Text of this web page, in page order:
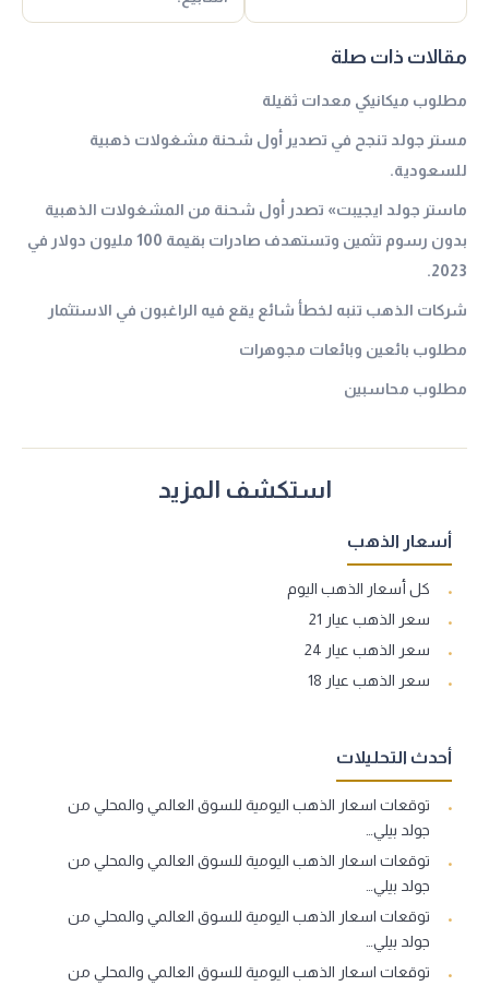
مقالات ذات صلة
مطلوب ميكانيكي معدات ثقيلة
مستر جولد تنجح في تصدير أول شحنة مشغولات ذهبية
للسعودية.
ماستر جولد ايجيبت» تصدر أول شحنة من المشغولات الذهبية
بدون رسوم تثمين وتستهدف صادرات بقيمة 100 مليون دولار في
2023.
شركات الذهب تنبه لخطأ شائع يقع فيه الراغبون في الاستثمار
مطلوب بائعين وبائعات مجوهرات
مطلوب محاسبين
استكشف المزيد
أسعار الذهب
كل أسعار الذهب اليوم
سعر الذهب عيار 21
سعر الذهب عيار 24
سعر الذهب عيار 18
أحدث التحليلات
توقعات اسعار الذهب اليومية للسوق العالمي والمحلي من
جولد بيلي…
توقعات اسعار الذهب اليومية للسوق العالمي والمحلي من
جولد بيلي…
توقعات اسعار الذهب اليومية للسوق العالمي والمحلي من
جولد بيلي…
توقعات اسعار الذهب اليومية للسوق العالمي والمحلي من